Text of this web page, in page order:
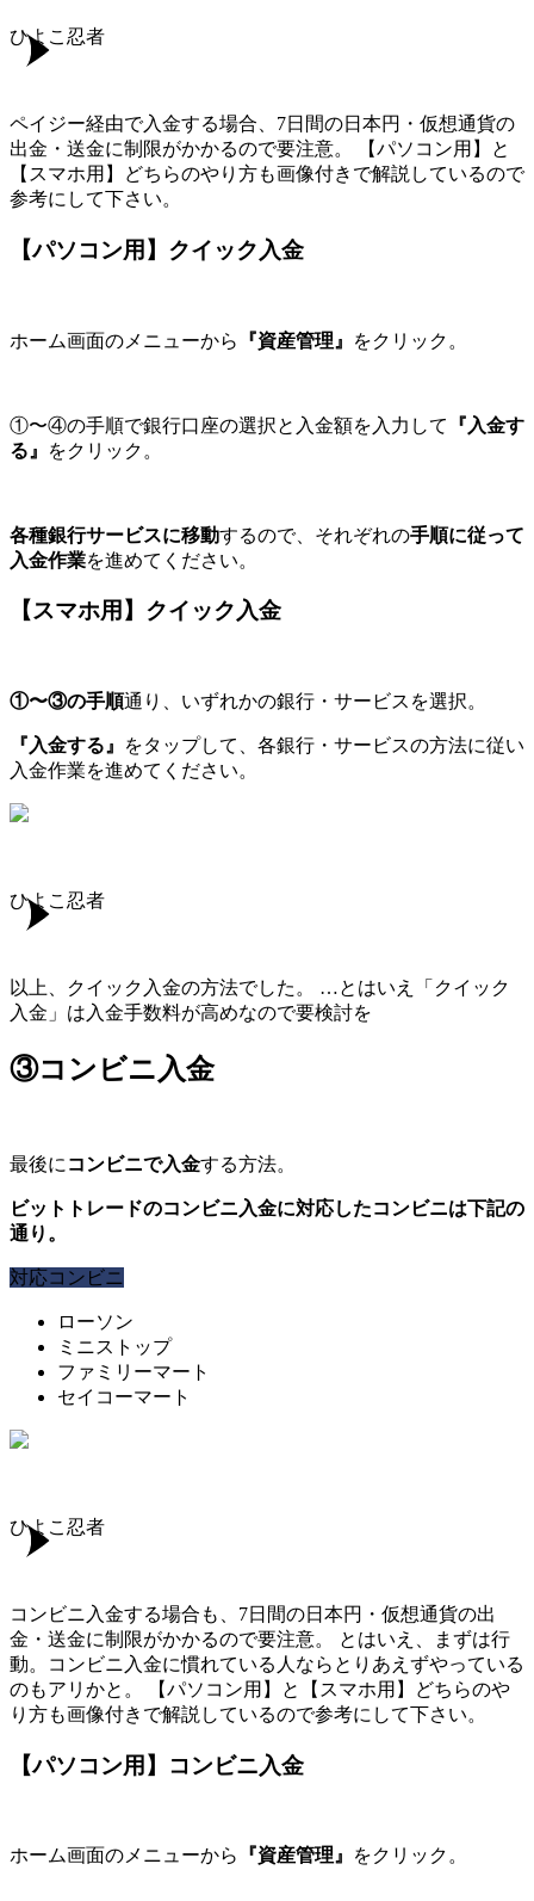
ひよこ忍者
ペイジー経由で入金する場合、7日間の日本円・仮想通貨の
出金・送金に制限がかかるので要注意。 【パソコン用】と
【スマホ用】どちらのやり方も画像付きで解説しているので
参考にして下さい。
【パソコン用】クイック入金
ホーム画面のメニューから 『資産管理』 をクリック。
①〜④の手順で銀行口座の選択と入金額を入力して
『入金す
る』
をクリック。
各種銀行サービスに移動するので、それぞれの手順に従って
入金作業を進めてください。
【スマホ用】クイック入金
①〜③の手順通り、いずれかの銀行・サービスを選択。
『入金する』
をタップして、各銀行・サービスの方法に従い
入金作業を進めてください。
ひよこ忍者
以上、クイック入金の方法でした。 …とはいえ「クイック
入金」は入金手数料が高めなので要検討を
③コンビニ入金
最後に コンビニで入金する方法。
ビットトレードのコンビニ入金に対応したコンビニは下記の
通り。
対応コンビニ
ローソン
ミニストップ
ファミリーマート
セイコーマート
ひよこ忍者
コンビニ入金する場合も、7日間の日本円・仮想通貨の出
金・送金に制限がかかるので要注意。 とはいえ、まずは行
動。コンビニ入金に慣れている人ならとりあえずやっている
のもアリかと。 【パソコン用】と【スマホ用】どちらのや
り方も画像付きで解説しているので参考にして下さい。
【パソコン用】コンビニ入金
ホーム画面のメニューから 『資産管理』 をクリック。